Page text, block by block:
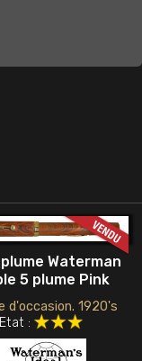
Waterman
5 plume Pink
d'occasion. 1920's
Etat :